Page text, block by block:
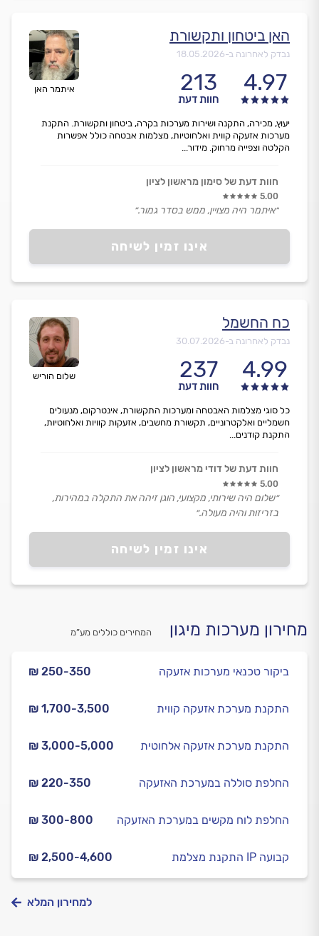
איתמר האן
האן ביטחון ותקשורת
נבדק לאחרונה ב-18.05.2026
4.97
213
חוות דעת
אינו זמין לשיחה
יעוץ, מכירה, התקנה ושירות מערכות בקרה, ביטחון ותקשורת. התקנת
מערכות אזעקה קווית ואלחוטיות, מצלמות אבטחה כולל אפשרות
הקלטה וצפייה מרחוק. מידור...
חוות דעת של סימון מראשון לציון
5.00
״איתמר היה מצויין, ממש בסדר גמור.״
שלום הוריש
כח החשמל
נבדק לאחרונה ב-30.07.2026
4.99
237
חוות דעת
אינו זמין לשיחה
כל סוגי מצלמות האבטחה ומערכות התקשורת, אינטרקום, מנעולים
חשמליים ואלקטרוניים, תקשורת מחשבים, אזעקות קוויות ואלחוטיות,
התקנת קודנים...
חוות דעת של דודי מראשון לציון
5.00
״שלום היה שירותי, מקצועי, הוגן זיהה את התקלה במהירות,
בזריזות והיה מעולה.״
מחירון מערכות מיגון המחירים כוללים מע”מ
₪ 250-350 ביקור טכנאי מערכות אזעקה
₪ 1,700-3,500 התקנת מערכת אזעקה קווית
₪ 3,000-5,000 התקנת מערכת אזעקה אלחוטית
₪ 220-350 החלפת סוללה במערכת האזעקה
₪ 300-800 החלפת לוח מקשים במערכת האזעקה
₪ 2,500-4,600 התקנת מצלמת IP קבועה
למחירון המלא